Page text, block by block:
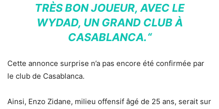
TRÈS BON JOUEUR, AVEC LE
WYDAD, UN GRAND CLUB À
CASABLANCA.“
Cette annonce surprise n’a pas encore été confirmée par
le club de Casablanca.
Ainsi, Enzo Zidane, milieu offensif âgé de 25 ans, serait sur